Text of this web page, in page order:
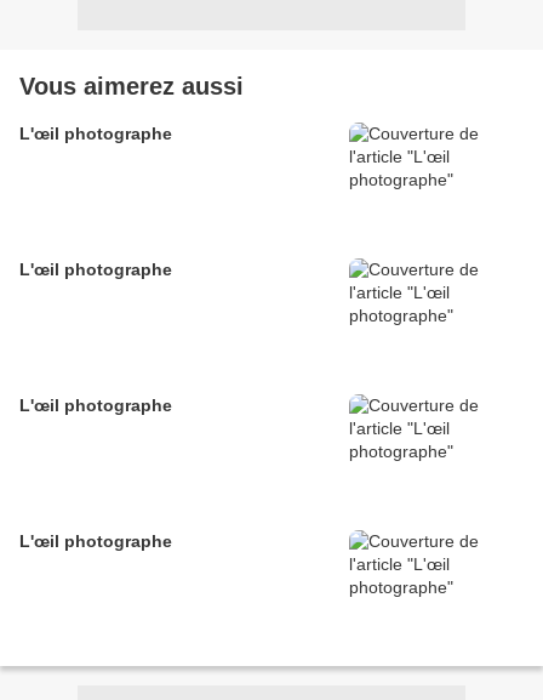
Vous aimerez aussi
L'œil photographe
L'œil photographe
L'œil photographe
L'œil photographe